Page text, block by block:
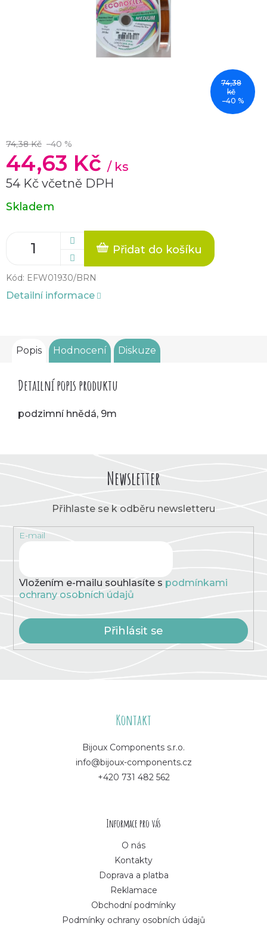
74,38
kč
–40 %
74,38 Kč –40 %
44,63 Kč / ks
54 Kč včetně DPH
Měrná
cena:
Skladem
Přidat do košíku
Kód: EFW01930/BRN
Detailní informace
Popis Hodnocení Diskuze
Detailní popis produktu
podzimní hnědá, 9m
Newsletter
Přihlaste se k odběru newsletteru
E-mail
Vložením e-mailu souhlasíte s podmínkami
ochrany osobních údajů
Přihlásit se
Kontakt
Bijoux Components s.r.o.
info@bijoux-components.cz
+420 731 482 562
Informace pro vás
O nás
Kontakty
Doprava a platba
Reklamace
Obchodní podmínky
Podmínky ochrany osobních údajů